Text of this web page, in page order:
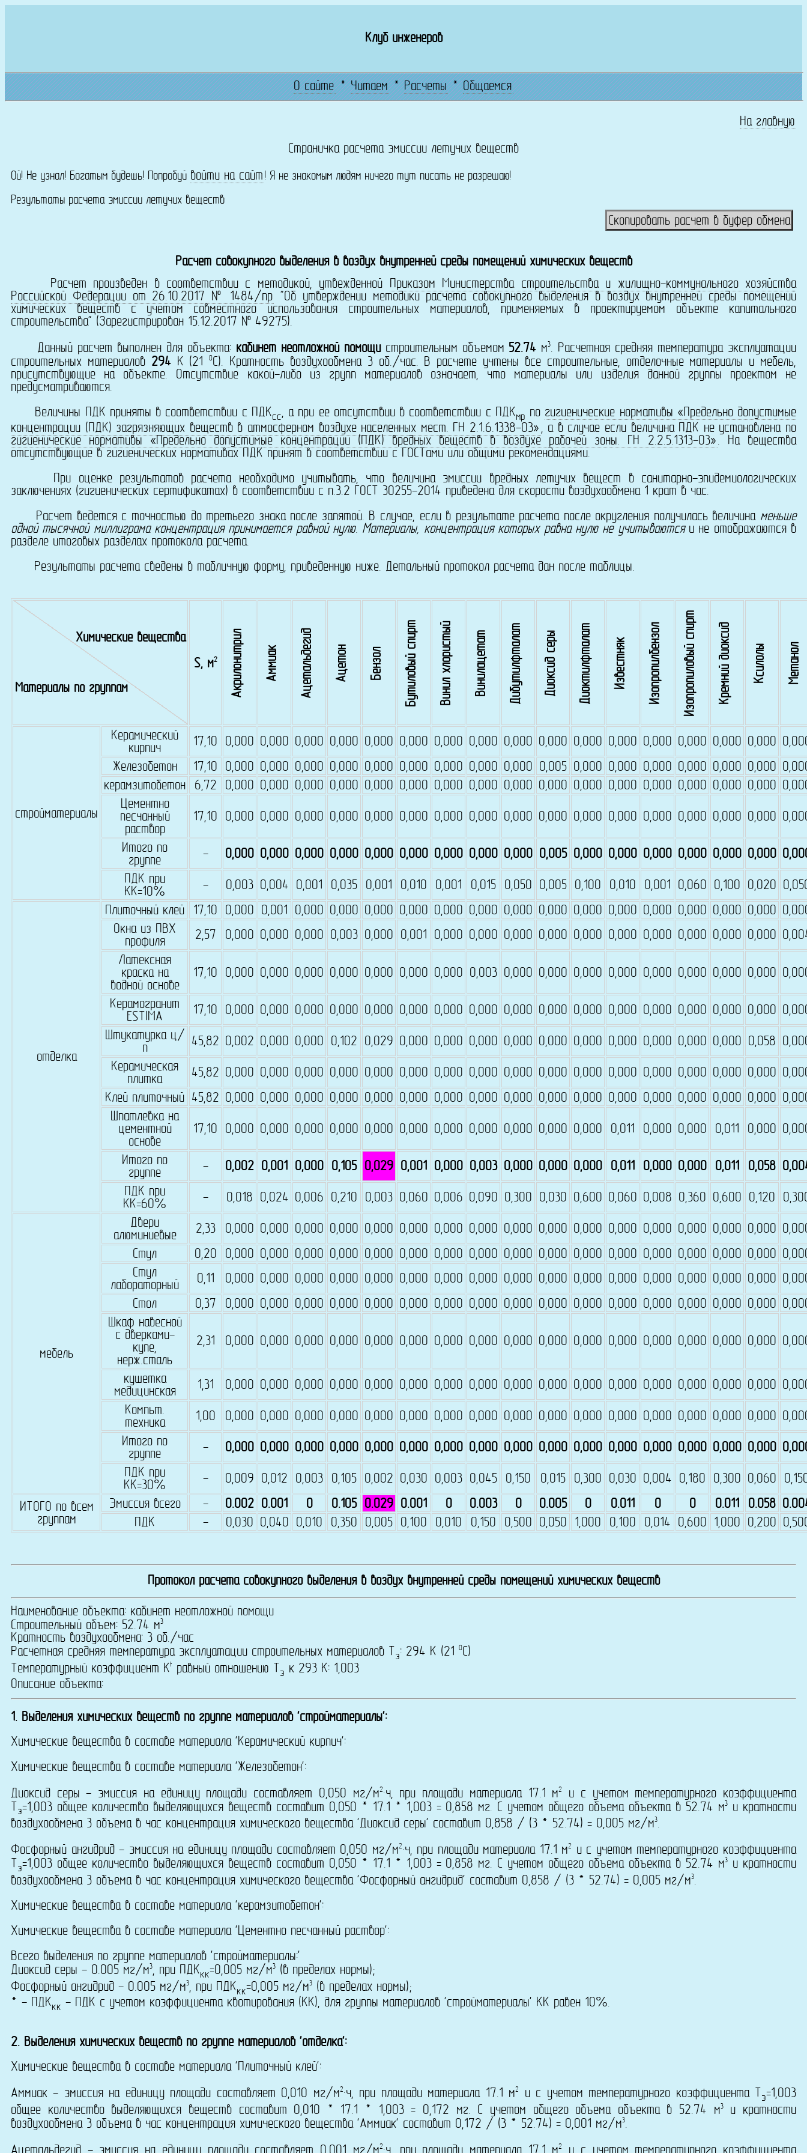
Клуб инженеров
О сайте*Читаем*Расчеты*Общаемся
На главную
Страничка расчета эмиссии летучих веществ
Ой! Не узнал! Богатым будешь! Попробуй войти на сайт ! Я не знакомым людям ничего тут писать не разрешаю!
Результаты расчета эмиссии летучих веществ
Скопировать расчет в буфер обмена
Расчет совокупного выделения в воздух внутренней среды помещений химических веществ
Расчет произведен в соответствии с методикой, утвежденной Приказом Министерства строительства и жилищно-коммунального хозяйства
Российской Федерации от 26.10.2017 № 1484/пр
"Об утверждении методики расчета совокупного выделения в воздух внутренней среды помещений
химических веществ с учетом совместного использования строительных материалов, применяемых в проектируемом объекте капитального
строительства" (Зарегистрирован 15.12.2017 № 49275).
Данный расчет выполнен для объекта: кабинет неотложной помощистроительным объемом 52.74 м3. Расчетная средняя температура эксплуатации
строительных материалов 294K (210C). Кратность воздухообмена 3 об./час. В расчете учтены все строительные, отделочные материалы и мебель,
присутствующие на объекте. Отсутствие какой-либо из групп материалов означает, что материалы или изделия данной группы проектом не
предусматриваются.
Величины ПДК приняты в соответствии с ПДКсс, а при ее отсутствии в соответствии с ПДКмр по гигиенические нормативы «Предельно допустимые
концентрации (ПДК) загрязняющих веществ в атмосферном воздухе населенных мест. ГН 2.1.6.1338-03» , а в случае если величина ПДК не установлена по
гигиенические нормативы «Предельно допустимые концентрации (ПДК) вредных веществ в воздухе рабочей зоны. ГН 2.2.5.1313-03». На вещества
отсутствующие в гигиенических нормативах ПДК принят в соответствии с ГОСТами или общими рекомендациями.
При оценке результатов расчета необходимо учитывать, что величина эмиссии вредных летучих вещест в санитарно-эпидемиологических
заключениях (гигиенических сертификатах) в соответствии с п.3.2 ГОСТ 30255-2014 приведена для скорости воздухообмена 1 крат в час.
Расчет ведется с точностью до третьего знака после запятой. В случае, если в результате расчета после округления получилась величина меньше
одной тысячной миллиграма концентрация принимается равной нулю. Материалы, концентрация которых равна нулю не учитываютсяи не отображаются в
разделе итоговых разделах протокола расчета.
Результаты расчета сведены в табличную форму, приведенную ниже. Детальный протокол расчета дан после таблицы.
Химические вещества
Материалы по группам
S, м2 Акрилонитрил Аммиак Ацетальдегид Ацетон Бензол Бутиловый спирт Винил хлористый Винилацетат Дибутилфталат Диоксид серы Диоктилфталат Известняк Изопропилбензол Изопропиловый спирт Кремний диоксид Ксилолы Метанол
стройматериалы
Керамический
кирпич
17,10 0,000 0,000 0,000 0,000 0,000 0,000 0,000 0,000 0,000 0,000 0,000 0,000 0,000 0,000 0,000 0,000
Железобетон
17,10 0,000 0,000 0,000 0,000 0,000 0,000 0,000 0,000 0,000 0,005 0,000 0,000 0,000 0,000 0,000 0,000
керамзитобетон
6,72 0,000 0,000 0,000 0,000 0,000 0,000 0,000 0,000 0,000 0,000 0,000 0,000 0,000 0,000 0,000 0,000
Цементно
песчанный
раствор
17,10 0,000 0,000 0,000 0,000 0,000 0,000 0,000 0,000 0,000 0,000 0,000 0,000 0,000 0,000 0,000 0,000
Итого по
группе
- 0,000 0,000 0,000 0,000 0,000 0,000 0,000 0,000 0,000 0,005 0,000 0,000 0,000 0,000 0,000 0,000
ПДК при
КК=10%
- 0,003 0,004 0,001 0,035 0,001 0,010 0,001 0,015 0,050 0,005 0,100 0,010 0,001 0,060 0,100 0,020
отделка
Плиточный клей 17,10 0,000 0,001 0,000 0,000 0,000 0,000 0,000 0,000 0,000 0,000 0,000 0,000 0,000 0,000 0,000 0,000
Окна из ПВХ
профиля
2,57 0,000 0,000 0,000 0,003 0,000 0,001 0,000 0,000 0,000 0,000 0,000 0,000 0,000 0,000 0,000 0,000
Латексная
краска на
водной основе
17,10 0,000 0,000 0,000 0,000 0,000 0,000 0,000 0,003 0,000 0,000 0,000 0,000 0,000 0,000 0,000 0,000
Керамогранит
ESTIMA
17,10 0,000 0,000 0,000 0,000 0,000 0,000 0,000 0,000 0,000 0,000 0,000 0,000 0,000 0,000 0,000 0,000
Штукатурка ц/
п
45,82 0,002 0,000 0,000 0,102 0,029 0,000 0,000 0,000 0,000 0,000 0,000 0,000 0,000 0,000 0,000 0,058
Керамическая
плитка
45,82 0,000 0,000 0,000 0,000 0,000 0,000 0,000 0,000 0,000 0,000 0,000 0,000 0,000 0,000 0,000 0,000
Клей плиточный
45,82 0,000 0,000 0,000 0,000 0,000 0,000 0,000 0,000 0,000 0,000 0,000 0,000 0,000 0,000 0,000 0,000
Шпатлевка на
цементной
основе
17,10 0,000 0,000 0,000 0,000 0,000 0,000 0,000 0,000 0,000 0,000 0,000 0,011 0,000 0,000 0,011 0,000
Итого по
группе
- 0,002 0,001 0,000 0,105 0,029 0,001 0,000 0,003 0,000 0,000 0,000 0,011 0,000 0,000 0,011 0,058
ПДК при
КК=60%
- 0,018 0,024 0,006 0,210 0,003 0,060 0,006 0,090 0,300 0,030 0,600 0,060 0,008 0,360 0,600 0,120
мебель
Двери
алюминиевые
2,33 0,000 0,000 0,000 0,000 0,000 0,000 0,000 0,000 0,000 0,000 0,000 0,000 0,000 0,000 0,000 0,000
Стул
0,20 0,000 0,000 0,000 0,000 0,000 0,000 0,000 0,000 0,000 0,000 0,000 0,000 0,000 0,000 0,000 0,000
Стул
лабораторный
0,11 0,000 0,000 0,000 0,000 0,000 0,000 0,000 0,000 0,000 0,000 0,000 0,000 0,000 0,000 0,000 0,000
Стол
0,37 0,000 0,000 0,000 0,000 0,000 0,000 0,000 0,000 0,000 0,000 0,000 0,000 0,000 0,000 0,000 0,000
Шкаф навесной
с дверками-
купе,
нерж.сталь
2,31 0,000 0,000 0,000 0,000 0,000 0,000 0,000 0,000 0,000 0,000 0,000 0,000 0,000 0,000 0,000 0,000
кушетка
медицинская
1,31 0,000 0,000 0,000 0,000 0,000 0,000 0,000 0,000 0,000 0,000 0,000 0,000 0,000 0,000 0,000 0,000
Компьт.
техника
1,00 0,000 0,000 0,000 0,000 0,000 0,000 0,000 0,000 0,000 0,000 0,000 0,000 0,000 0,000 0,000 0,000
Итого по
группе
- 0,000 0,000 0,000 0,000 0,000 0,000 0,000 0,000 0,000 0,000 0,000 0,000 0,000 0,000 0,000 0,000
ПДК при
КК=30%
- 0,009 0,012 0,003 0,105 0,002 0,030 0,003 0,045 0,150 0,015 0,300 0,030 0,004 0,180 0,300 0,060
ИТОГО по всем
группам
Эмиссия всего - 0.002 0.001 0 0.105 0.029 0.001 0 0.003 0 0.005 0 0.011 0 0 0.011 0.058
ПДК
- 0,030 0,040 0,010 0,350 0,005 0,100 0,010 0,150 0,500 0,050 1,000 0,100 0,014 0,600 1,000 0,200
Протокол расчета совокупного выделения в воздух внутренней среды помещений химических веществ
Наименование объекта: кабинет неотложной помощи
Строительный объем: 52.74 м3
Кратность воздухообмена: 3 об./час
Расчетная средняя температура эксплуатации строительных материалов Т э: 294 K (21 0C)
Температурный коэффициент Kt равный отношению T э к 293 К: 1,003
Описание объекта:
1. Выделения химических веществ по группе материалов 'стройматериалы':
Химические вещества в составе материала 'Керамический кирпич':
Химические вещества в составе материала 'Железобетон':
Диоксид серы - эмиссия на единицу площади составляет 0,050 мг/м2·ч, при площади материала 17.1 м2
и с учетом температурного коэффициента
T э=1,003 общее количество выделяющихся веществ составит 0,050 * 17.1 * 1,003 = 0,858 мг. С учетом общего объема объекта в 52.74 м3
и кратности
воздухообмена 3 объема в час концентрация химического вещества 'Диоксид серы' составит 0,858 / (3 * 52.74) = 0,005 мг/м3.
Фосфорный ангидрид - эмиссия на единицу площади составляет 0,050 мг/м2·ч, при площади материала 17.1 м2
и с учетом температурного коэффициента
T э=1,003 общее количество выделяющихся веществ составит 0,050 * 17.1 * 1,003 = 0,858 мг. С учетом общего объема объекта в 52.74 м3
и кратности
воздухообмена 3 объема в час концентрация химического вещества 'Фосфорный ангидрид' составит 0,858 / (3 * 52.74) = 0,005 мг/м3.
Химические вещества в составе материала 'керамзитобетон':
Химические вещества в составе материала 'Цементно песчанный раствор':
Всего выделения по группе материалов 'стройматериалы:'
Диоксид серы - 0.005 мг/м3, при ПДКкк=0,005 мг/м3
(в пределах нормы);
Фосфорный ангидрид - 0.005 мг/м3, при ПДКкк=0,005 мг/м3
(в пределах нормы);
* - ПДКкк - ПДК с учетом коэффициента квотирования (КК), для группы материалов 'стройматериалы' КК равен 10%.
2. Выделения химических веществ по группе материалов 'отделка':
Химические вещества в составе материала 'Плиточный клей':
Аммиак - эмиссия на единицу площади составляет 0,010 мг/м2·ч, при площади материала 17.1 м2 и с учетом температурного коэффициента T э=1,003
общее количество выделяющихся веществ составит 0,010 * 17.1 * 1,003 = 0,172 мг. С учетом общего объема объекта в 52.74 м3и кратности
воздухообмена 3 объема в час концентрация химического вещества 'Аммиак' составит 0,172 / (3 * 52.74) = 0,001 мг/м3.
2 2